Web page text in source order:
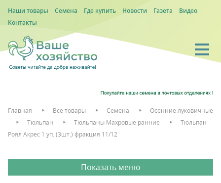
Наши товары Семена Где купить Новости Газета
Видео
Контакты
Главная Все товары Семена
Осенние луковичные
Тюльпан
Тюльпаны Махровые ранние
Тюльпан
Роял Акрес 1 уп. (3шт.) фракция 11/12